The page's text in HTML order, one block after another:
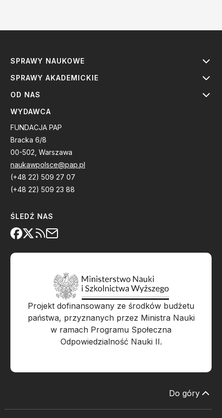
SPRAWY NAUKOWE
SPRAWY AKADEMICKIE
OD NAS
WYDAWCA
FUNDACJA PAP
Bracka 6/8
00-502, Warszawa
naukawpolsce@pap.pl
(+48 22) 509 27 07
(+48 22) 509 23 88
ŚLEDŹ NAS
Projekt dofinansowany ze środków budżetu
państwa, przyznanych przez Ministra Nauki
w ramach Programu Społeczna
Odpowiedzialność Nauki II.
Do góry